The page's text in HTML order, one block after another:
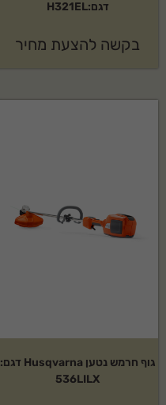
דגם:H321EL
בקשה להצעת מחיר
גוף חרמש נטען Husqvarna דגם:
536LILX